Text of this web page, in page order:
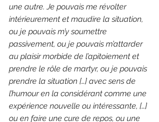
une autre. Je pouvais me révolter
intérieurement et maudire la situation,
ou je pouvais m’y soumettre
passivement, ou je pouvais m’attarder
au plaisir morbide de l’apitoiement et
prendre le rôle de martyr, ou je pouvais
prendre la situation […] avec sens de
l’humour en la considérant comme une
expérience nouvelle ou intéressante, […]
ou en faire une cure de repos, ou une